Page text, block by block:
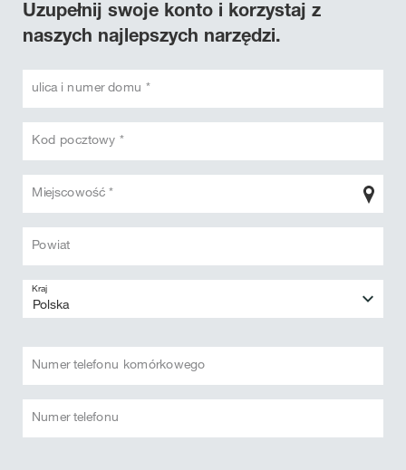
Uzupełnij swoje konto i korzystaj z
naszych najlepszych narzędzi.
ulica i numer domu *
Kod pocztowy *
Miejscowość *
Powiat
Kraj
Numer telefonu komórkowego
Numer telefonu